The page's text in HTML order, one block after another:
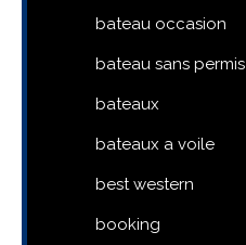
bateau occasion
bateau sans permis
bateaux
bateaux a voile
best western
booking